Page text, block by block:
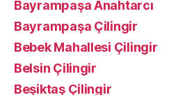
Bayrampaşa Anahtarcı
Bayrampaşa Çilingir
Bebek Mahallesi Çilingir
Belsin Çilingir
Beşiktaş Çilingir